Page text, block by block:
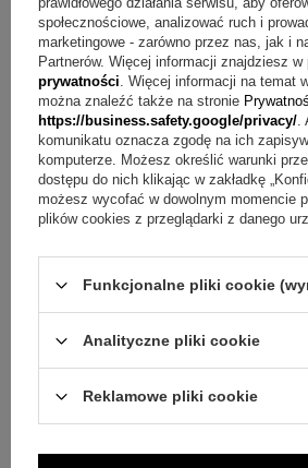
NASZ BESTSELLER
Komplet na Chrzest złoty aniołek 585 z
dedykacją i łańcuszkiem
społecznościowe, analizować ruch i
marketingowe - zarówno przez nas, jak i
Partnerów. Więcej informacji znajdziesz w
prywatności. Więcej informacji na temat
można znaleźć także na stronie
https://business.safety.google/privacy/.
komunikatu oznacza zgodę na ich
komputerze. Możesz określić warunki
dostępu do nich klikając w zakładkę
możesz wycofać w dowolnym momencie
plików cookies z przeglądarki z danego
Funkcjonalne pliki cookie
Analityczne pliki cookie
Reklamowe pliki cookie